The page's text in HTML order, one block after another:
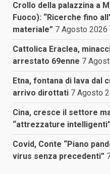
Crollo della palazzina a
Fuoco): “Ricerche fino
materiale” 7 Agosto 2026
Cattolica Eraclea,
arrestato 69enne 7
Etna, fontana di lava dal
arrivo dirottati 7 Agosto
Cina, cresce il settore
“attrezzature
Covid, Conte “Piano
virus senza precedenti”